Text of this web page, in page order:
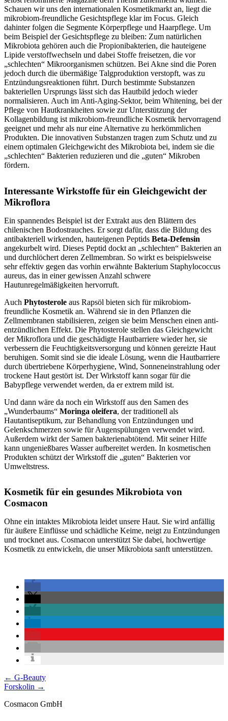
Schauen wir uns den internationalen Kosmetikmarkt an, liegt die
mikrobiom-freundliche Gesichtspflege klar im Focus. Gleich
dahinter folgen die Segmente Körperpflege und Haarpflege. Um
beim Beispiel der Gesichtspflege zu bleiben: Zum natürlichen
Mikrobiota gehören auch die Propionibakterien, die hauteigene
Lipide verstoffwechseln und dabei Stoffe freisetzen, die vor
„schlechten“ Mikroorganismen schützen. Bei Akne sind die Poren
jedoch durch die übermäßige Talgproduktion verstopft, was zu
Entzündungsreaktionen führt. Durch bestimmte Substanzen
bakteriellen Ursprungs lässt sich das Hautbild jedoch wieder
normalisieren. Auch im Anti-Aging-Sektor, beim Whitening, bei der
Pflege von Hautkrankheiten sowie zur Unterstützung der
Kollagenbildung ist mikrobiom-freundliche Kosmetik hervorragend
geeignet und mehr als nur eine Alternative zu herkömmlichen
Produkten. Die innovativen Substanzen tragen zum Schutz und zu
einem optimalen Gleichgewicht des Mikrobiota bei, indem sie die
„schlechten“ Bakterien reduzieren und die „guten“ Mikroben
fördern.
Interessante Wirkstoffe für ein Gleichgewicht der
Mikroflora
Ein spannendes Beispiel ist der Extrakt aus den Blättern des
chilenischen Bodostrauches. Er sorgt dafür, dass die Bildung des
antibakteriell wirkenden, hauteigenen Peptids Beta-Defensin
angekurbelt wird. Dieses Peptid dockt an „schlechten“ Bakterien an
und durchlöchert deren Zellmembran. So wirkt es beispielsweise
sehr effektiv gegen das vorhin erwähnte Bakterium Staphylococcus
aureus, das in einer gewissen Anzahl schwere
Hautunregelmäßigkeiten hervorruft.
Auch Phytosterole aus Rapsöl bieten sich für mikrobiom-
freundliche Kosmetik an. Während sie in den Pflanzen die
Zellmembranen stabilisieren, zeigen sie beim Menschen einen anti-
entzündlichen Effekt. Die Phytosterole stellen das Gleichgewicht
der Mikroflora und die geschädigte Hautbarriere wieder her, sie
verbessern die Feuchtigkeitsversorgung und können gereizte Haut
beruhigen. Somit sind sie die ideale Lösung, wenn die Hautbarriere
durch übertriebene Körperhygiene, Wind, Sonneneinstrahlung oder
trockene Haut gestört ist. Der Wirkstoff kann sogar für die
Babypflege verwendet werden, da er extrem mild ist.
Und dann wäre da noch ein Wirkstoff aus den Samen des
„Wunderbaums“ Moringa oleifera, der traditionell als
Hautantiseptikum, zur Behandlung von Entzündungen und
Gelenkschmerzen sowie für Augenspülungen verwendet wird.
Außerdem wirkt der Samen bakterienabtötend. Mit seiner Hilfe
kann ungenießbares Wasser aufbereitet werden. In kosmetischen
Produkten schützt der Wirkstoff die „guten“ Bakterien vor
Umweltstress.
Kosmetik für ein gesundes Mikrobiota von
Cosmacon
Ohne ein intaktes Mikrobiota leidet unsere Haut. Sie wird anfällig
für äußere Einflüsse und schädliche Keime, neigt zu Entzündungen
und trocknet aus. Cosmacon unterstützt Sie dabei, hochwertige
Kosmetik zu entwickeln, die unser Mikrobiota sanft unterstützen.
Posts
navigation
← G-Beauty
Forskolin →
Cosmacon GmbH